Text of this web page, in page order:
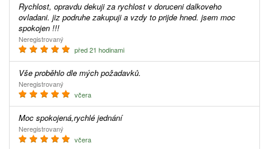
Rychlost, opravdu dekuji za rychlost v doruceni dalkoveho
ovladani. jiz podruhe zakupuji a vzdy to prijde hned. jsem moc
spokojen !!!
Neregistrovaný
před 21 hodinami
Vše proběhlo dle mých požadavků.
Neregistrovaný
včera
Moc spokojená,rychlé jednání
Neregistrovaný
včera